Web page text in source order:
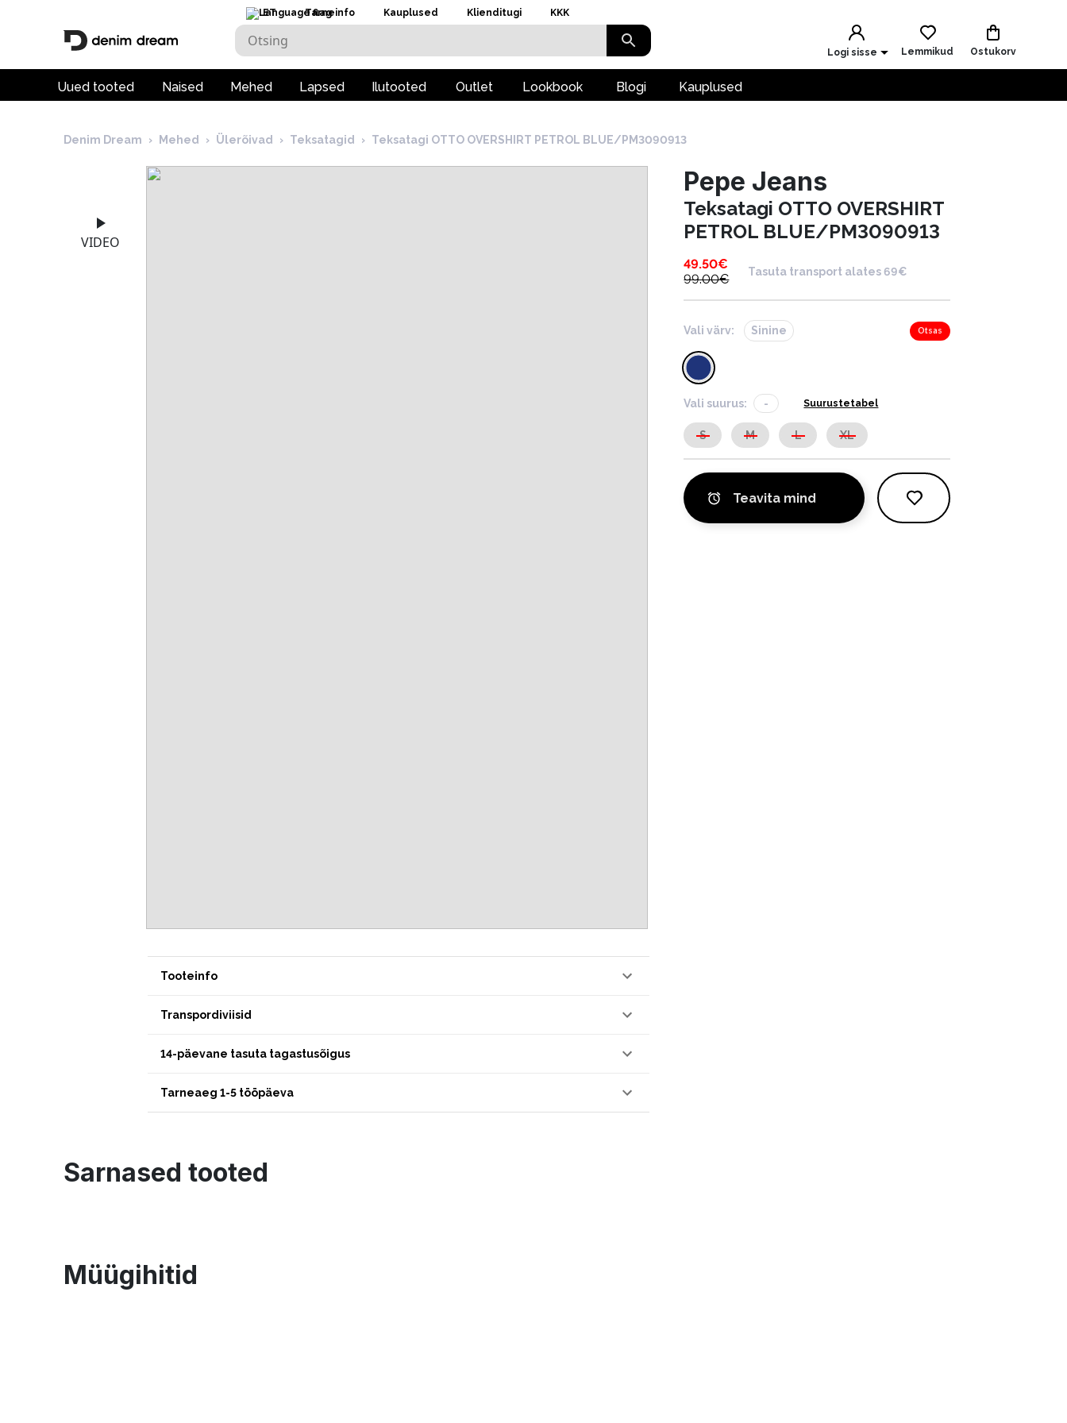
ET Tarneinfo Kauplused Klienditugi KKK
Logi sisse Lemmikud Ostukorv
Uued tooted Naised Mehed Lapsed Ilutooted Outlet Lookbook Blogi Kauplused
Denim Dream › Mehed › Ülerõivad › Teksatagid › Teksatagi OTTO OVERSHIRT PETROL BLUE/PM3090913
VIDEO
Tooteinfo
Transpordiviisid
14-päevane tasuta tagastusõigus
Tarneaeg 1-5 tööpäeva
Pepe Jeans
Teksatagi OTTO OVERSHIRT
PETROL BLUE/PM3090913
49.50€
99.00€
Tasuta transport alates 69€
Vali värv: Sinine Otsas
Vali suurus: - Suurustetabel
S M L XL
Teavita mind
Sarnased tooted
Müügihitid